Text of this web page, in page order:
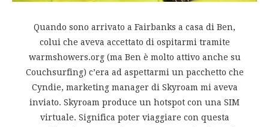
Quando sono arrivato a Fairbanks a casa di Ben,
colui che aveva accettato di ospitarmi tramite
warmshowers.org (ma Ben è molto attivo anche su
Couchsurfing) c’era ad aspettarmi un pacchetto che
Cyndie, marketing manager di Skyroam mi aveva
inviato. Skyroam produce un hotspot con una SIM
virtuale. Significa poter viaggiare con questa